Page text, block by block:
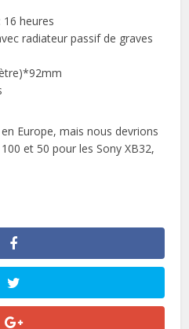
heures
radiateur passif de graves
Europe, mais nous devrions
et 50 pour les Sony XB32,